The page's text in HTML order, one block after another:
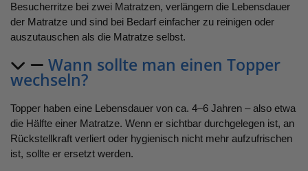
Besucherritze bei zwei Matratzen, verlängern die Lebensdauer
der Matratze und sind bei Bedarf einfacher zu reinigen oder
auszutauschen als die Matratze selbst.
Wann sollte man einen Topper
wechseln?
Topper haben eine Lebensdauer von ca. 4–6 Jahren – also etwa
die Hälfte einer Matratze. Wenn er sichtbar durchgelegen ist, an
Rückstellkraft verliert oder hygienisch nicht mehr aufzufrischen
ist, sollte er ersetzt werden.